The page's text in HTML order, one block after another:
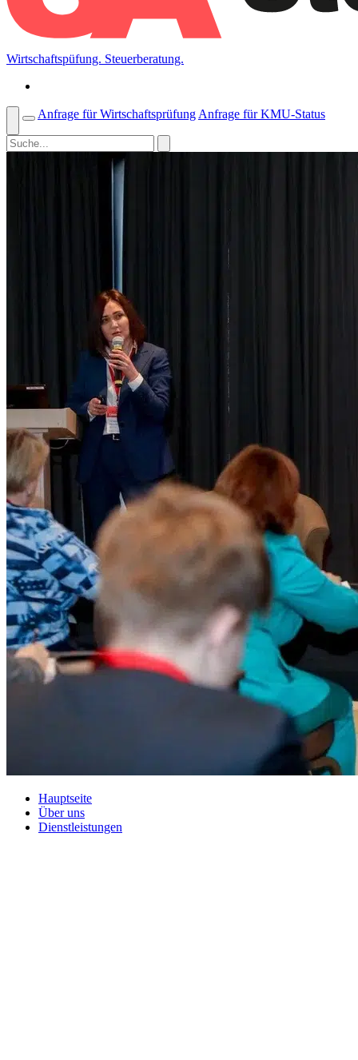
Wirtschaftspüfung. Steuerberatung.
Anfrage für Wirtschaftsprüfung Anfrage für KMU-Status
Hauptseite
Über uns
Dienstleistungen